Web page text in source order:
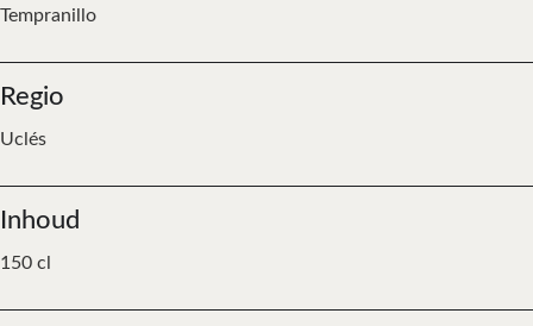
Tempranillo
Regio
Uclés
Inhoud
150 cl